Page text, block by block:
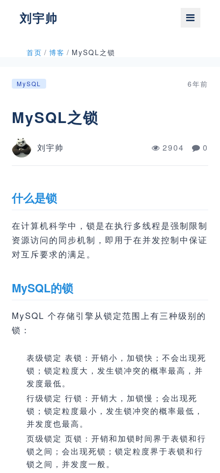
刘宇帅
首页 / 博客 / MySQL之锁
MySQL 6年前
MySQL之锁
刘宇帅 2904 0
什么是锁
在计算机科学中，锁是在执行多线程是强制限制
资源访问的同步机制，即用于在并发控制中保证
对互斥要求的满足。
MySQL的锁
MySQL 个存储引擎从锁定范围上有三种级别的
锁：
表级锁定 表锁：开销小，加锁快；不会出现死
锁；锁定粒度大，发生锁冲突的概率最高，并
发度最低。
行级锁定 行锁：开销大，加锁慢；会出现死
锁；锁定粒度最小，发生锁冲突的概率最低，
并发度也最高。
页级锁定 页锁：开销和加锁时间界于表锁和行
锁之间；会出现死锁；锁定粒度界于表锁和行
锁之间，并发度一般。